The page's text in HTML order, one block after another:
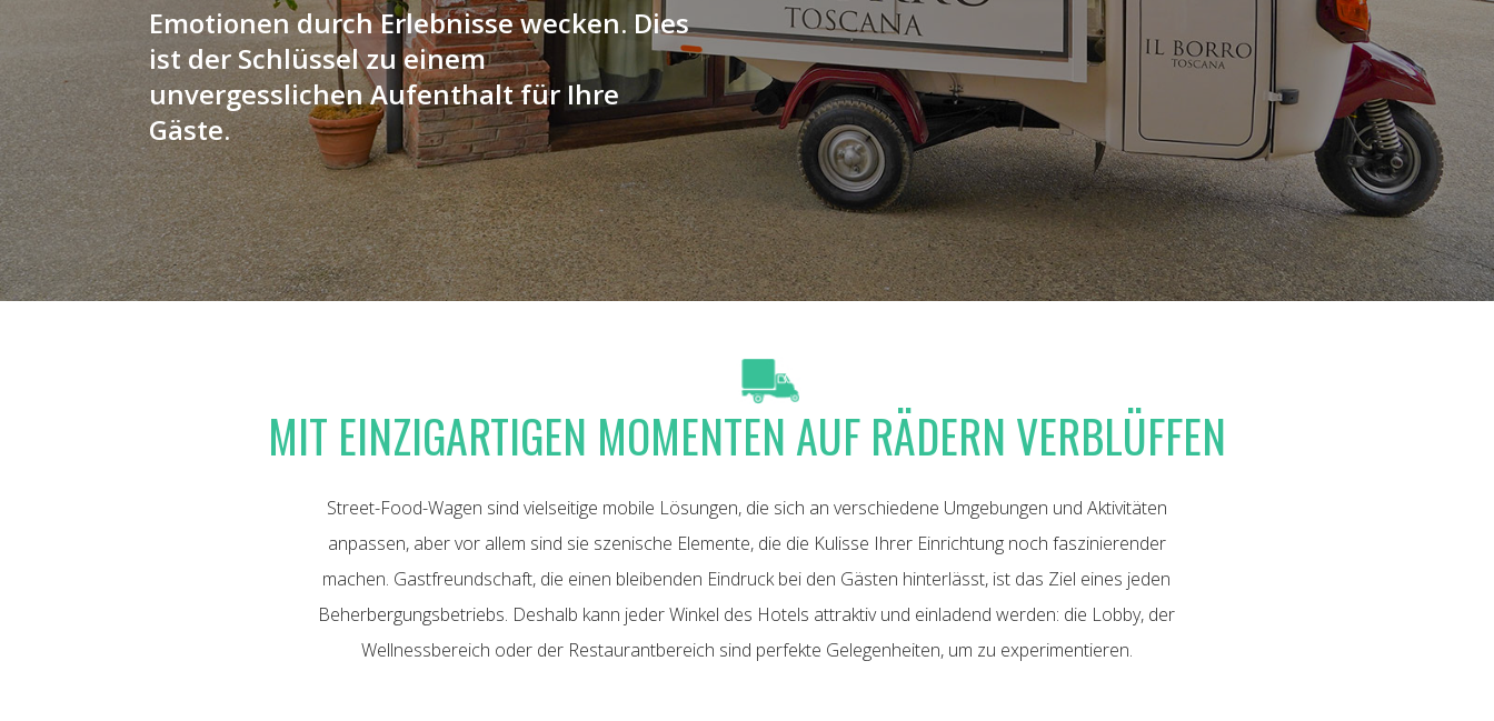
Emotionen durch Erlebnisse wecken. Dies
ist der Schlüssel zu einem
unvergesslichen Aufenthalt für Ihre
Gäste.
MIT EINZIGARTIGEN MOMENTEN AUF RÄDERN VERBLÜFFEN
Street-Food-Wagen sind vielseitige mobile Lösungen, die sich an verschiedene Umgebungen und Aktivitäten
anpassen, aber vor allem sind sie szenische Elemente, die die Kulisse Ihrer Einrichtung noch faszinierender
machen. Gastfreundschaft, die einen bleibenden Eindruck bei den Gästen hinterlässt, ist das Ziel eines jeden
Beherbergungsbetriebs. Deshalb kann jeder Winkel des Hotels attraktiv und einladend werden: die Lobby, der
Wellnessbereich oder der Restaurantbereich sind perfekte Gelegenheiten, um zu experimentieren.